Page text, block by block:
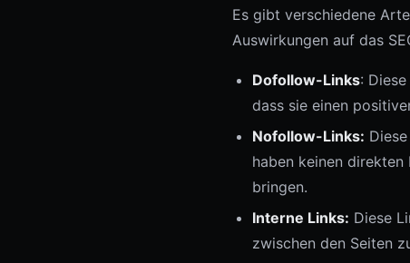
Es gibt verschiedene
Auswirkungen auf das
Dofollow-Links:
dass sie einen
Nofollow-Links:
haben keinen
bringen.
Interne Links: Diese
zwischen den Seiten